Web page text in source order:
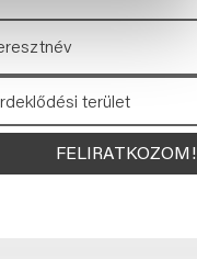
FELIRATKOZOM!